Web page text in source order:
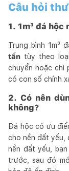
Câu hỏi
1. 1m³ đá hộc
Trung bình 1m³
tấn tùy theo
chuyển hoặc chi
có con số chính
2. Có nên
không?
Đá hộc có ưu
cho nền đất yếu,
nền đất yếu,
trước, sau đó